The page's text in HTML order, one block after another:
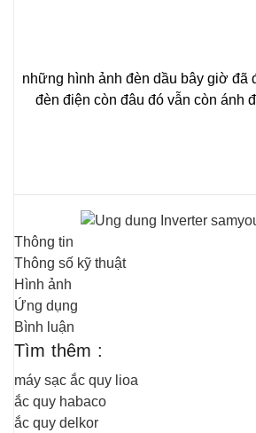
những hình ảnh đèn dầu bây giờ đã
đèn điện còn đâu đó vẫn còn ánh
Thông tin
Thông số kỹ thuật
Hình ảnh
Ứng dụng
Bình luận
Tìm thêm :
máy sạc ắc quy lioa
ắc quy habaco
ắc quy delkor